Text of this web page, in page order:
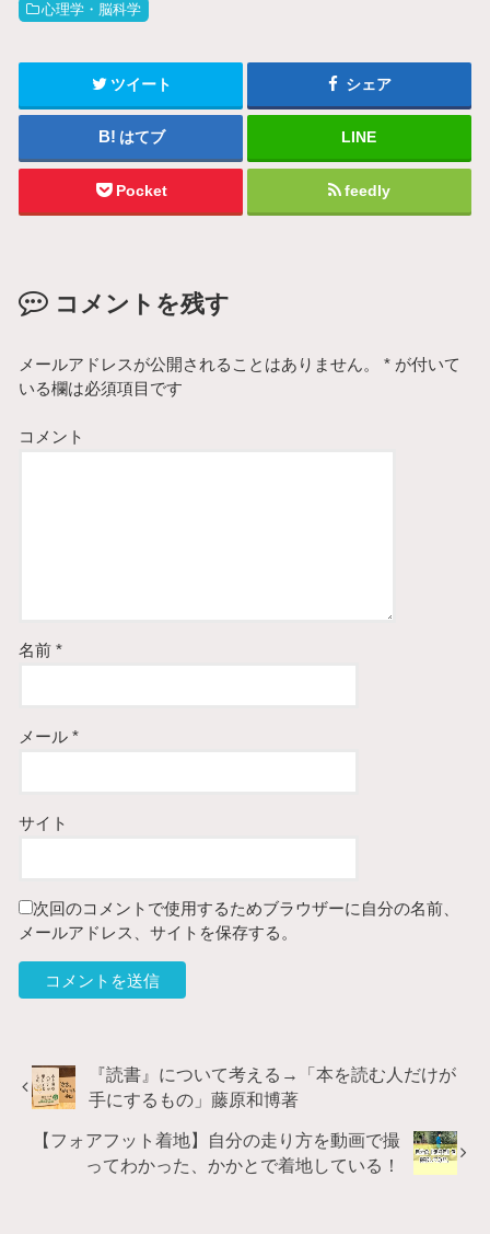
心理学・脳科学
ツイート シェア
はてブ LINE
Pocket feedly
コメントを残す
メールアドレスが公開されることはありません。 * が付いて
いる欄は必須項目です
コメント
名前*
メール*
サイト
次回のコメントで使用するためブラウザーに自分の名前、
メールアドレス、サイトを保存する。
『読書』について考える→「本を読む人だけが
手にするもの」藤原和博著
【フォアフット着地】自分の走り方を動画で撮
ってわかった、かかとで着地している！